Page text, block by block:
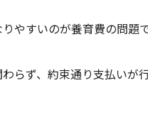
やすいのが養育費の問題で
らず、約束通り支払いが